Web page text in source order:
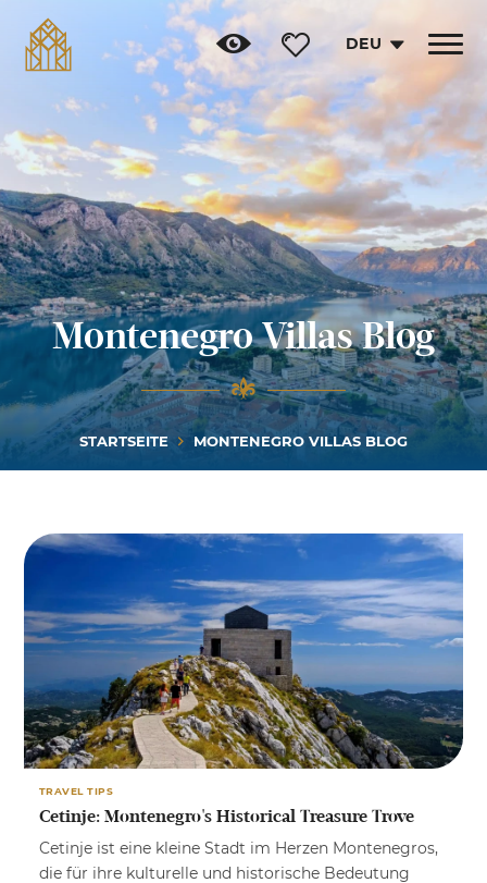
DEU
Toggle
Montenegro Villas Blog
STARTSEITE MONTENEGRO VILLAS BLOG
TRAVEL TIPS
Cetinje: Montenegro's Historical Treasure Trove
Cetinje ist eine kleine Stadt im Herzen Montenegros,
die für ihre kulturelle und historische Bedeutung